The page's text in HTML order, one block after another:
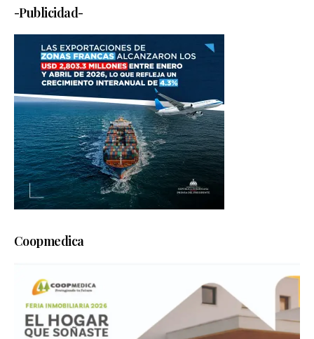
-Publicidad-
Coopmedica